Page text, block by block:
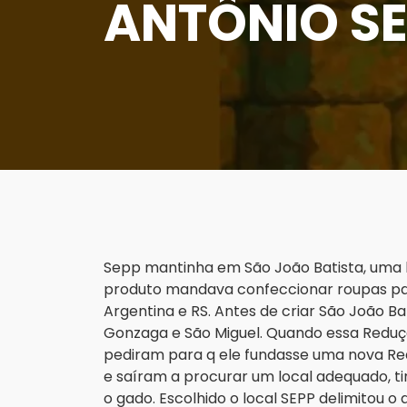
ANTÔNIO
Sepp mantinha em São João Batista,
produto mandava confeccionar roupas
Argentina e RS. Antes de criar São João
Gonzaga e São Miguel. Quando essa
pediram para q ele fundasse uma nova
e saíram a procurar um local adequado,
o gado. Escolhido o local SEPP delimitou